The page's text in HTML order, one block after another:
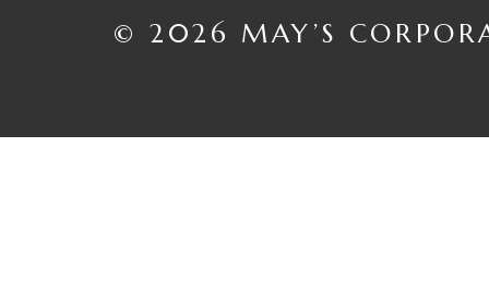
© 2026 MAY’S